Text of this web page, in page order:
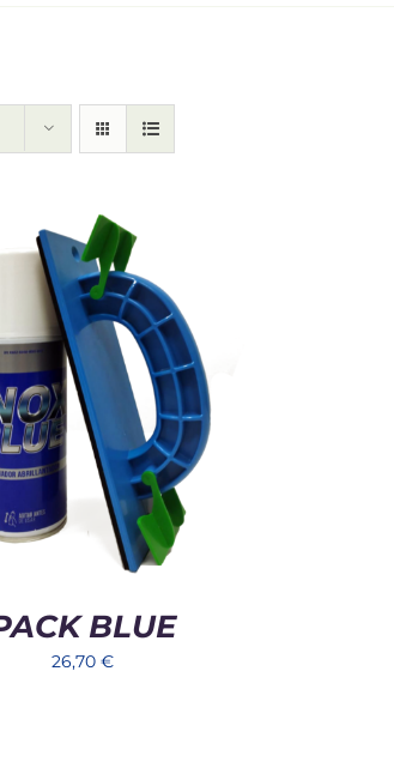
BLUE
26,70 €